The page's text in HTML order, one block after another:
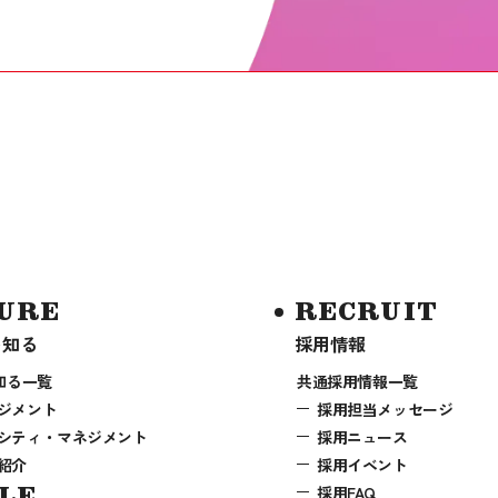
る
る一覧
メント
ティ・マネジメント
介
RECRUIT
採用情報
共通採用情報一覧
採用担当メッセージ
採用ニュース
採用イベント
採用FAQ